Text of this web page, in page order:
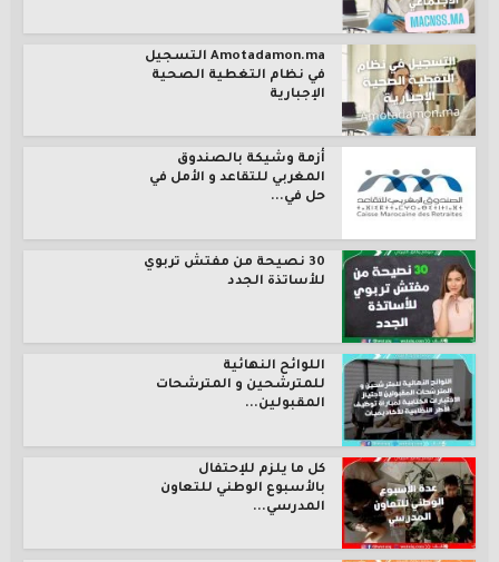
Amotadamon.ma التسجيل
في نظام التغطية الصحية
الإجبارية
أزمة وشيكة بالصندوق
المغربي للتقاعد و الأمل في
حل في...
30 نصيحة من مفتش تربوي
للأساتذة الجدد
اللوائح النهائية
للمترشحين و المترشحات
المقبولين...
كل ما يلزم للإحتفال
بالأسبوع الوطني للتعاون
المدرسي...